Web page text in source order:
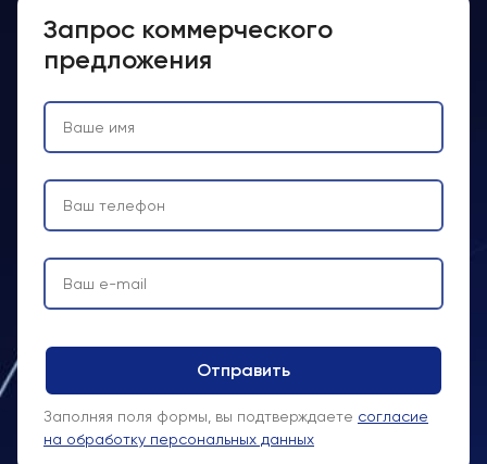
Запрос коммерческого
предложения
Заполняя поля формы, вы подтверждаете согласие
на обработку персональных данных